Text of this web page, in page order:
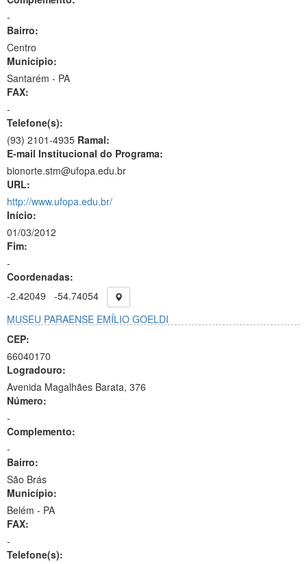
-
Bairro:
Centro
Município:
Santarém - PA
FAX:
-
Telefone(s):
(93) 2101-4935 Ramal:
E-mail Institucional do Programa:
bionorte.stm@ufopa.edu.br
URL:
http://www.ufopa.edu.br/
Início:
01/03/2012
Fim:
-
Coordenadas:
-2.42049
-54.74054
MUSEU PARAENSE EMÍLIO GOELDI
CEP:
66040170
Logradouro:
Avenida Magalhães Barata, 376
Número:
-
Complemento:
-
Bairro:
São Brás
Município:
Belém - PA
FAX:
-
Telefone(s):